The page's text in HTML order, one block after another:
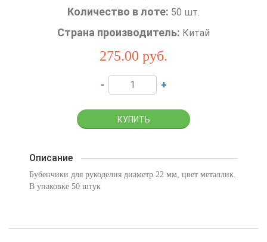
Количество в лоте: 50 шт.
Страна производитель: Китай
275.00 руб.
- +
Описание
Бубенчики для рукоделия диаметр 22 мм, цвет металлик.
В упаковке 50 штук